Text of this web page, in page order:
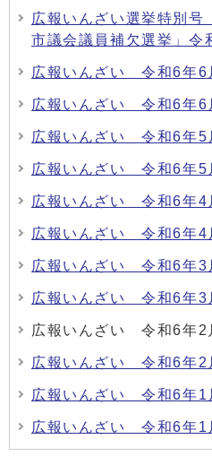
広報いんざい選挙特別号
市議会議員補欠選挙」令
広報いんざい 令和6年
広報いんざい 令和6年
広報いんざい 令和6年
広報いんざい 令和6年
広報いんざい 令和6年
広報いんざい 令和6年
広報いんざい 令和6年
広報いんざい 令和6年
広報いんざい 令和6年
広報いんざい 令和6年
広報いんざい 令和6年
広報いんざい 令和6年